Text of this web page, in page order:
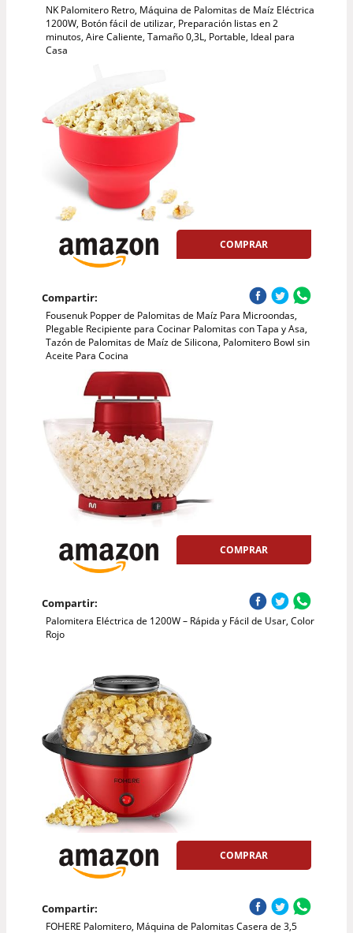
NK Palomitero Retro, Máquina de Palomitas de Maíz Eléctrica
1200W, Botón fácil de utilizar, Preparación listas en 2
minutos, Aire Caliente, Tamaño 0,3L, Portable, Ideal para
Casa
COMPRAR
Compartir:
Fousenuk Popper de Palomitas de Maíz Para Microondas,
Plegable Recipiente para Cocinar Palomitas con Tapa y Asa,
Tazón de Palomitas de Maíz de Silicona, Palomitero Bowl sin
Aceite Para Cocina
COMPRAR
Compartir:
Palomitera Eléctrica de 1200W – Rápida y Fácil de Usar, Color
Rojo
COMPRAR
Compartir:
FOHERE Palomitero, Máquina de Palomitas Casera de 3,5